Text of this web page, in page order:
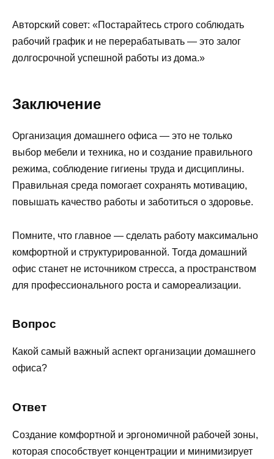
Авторский совет: «Постарайтесь строго соблюдать
рабочий график и не перерабатывать — это залог
долгосрочной успешной работы из дома.»
Заключение
Организация домашнего офиса — это не только
выбор мебели и техника, но и создание правильного
режима, соблюдение гигиены труда и дисциплины.
Правильная среда помогает сохранять мотивацию,
повышать качество работы и заботиться о здоровье.
Помните, что главное — сделать работу максимально
комфортной и структурированной. Тогда домашний
офис станет не источником стресса, а пространством
для профессионального роста и самореализации.
Вопрос
Какой самый важный аспект организации домашнего
офиса?
Ответ
Создание комфортной и эргономичной рабочей зоны,
которая способствует концентрации и минимизирует